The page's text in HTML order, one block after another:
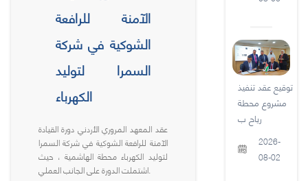
توقيع عقد تنفيذ
مشروع محطة
رياح ب
2026-
08-02
الآمنة للرافعة
الشوكية في شركة
السمرا لتوليد
الكهرباء
عقد المعهد المروري الأردني دورة القيادة
الآمنة للرافعة الشوكية في شركة السمرا
لتوليد الكهرباء محطة الهاشمية ، حيث
اشتملت الدورة على الجانب العملي.